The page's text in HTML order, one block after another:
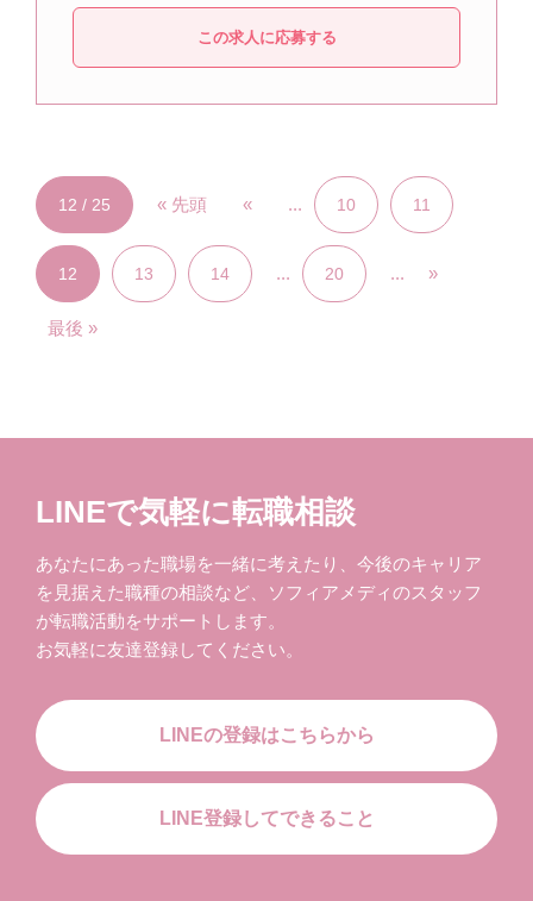
この求人に応募する
12 / 25 « 先頭 « ... 10 11
12 13 14 ... 20 ... »
最後 »
LINEで気軽に転職相談
あなたにあった職場を一緒に考えたり、今後のキャリア
を見据えた職種の相談など、ソフィアメディのスタッフ
が転職活動をサポートします。
お気軽に友達登録してください。
LINEの登録はこちらから
LINE登録してできること